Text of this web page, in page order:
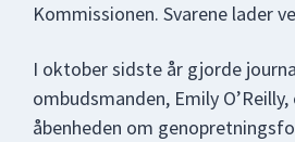
Kommissionen. Svarene lader
I oktober sidste år gjorde
ombudsmanden, Emily
åbenheden om